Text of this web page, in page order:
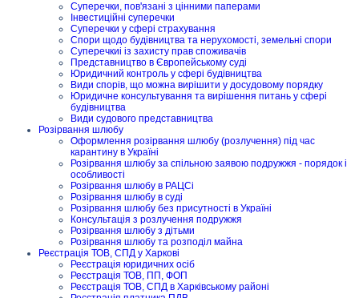
Суперечки, пов'язані з цінними паперами
Інвестиційні суперечки
Суперечки у сфері страхування
Спори щодо будівництва та нерухомості, земельні спори
Суперечкиі із захисту прав споживачів
Представництво в Європейському суді
Юридичний контроль у сфері будівництва
Види спорів, що можна вирішити у досудовому порядку
Юридичне консультування та вирішення питань у сфері
будівництва
Види судового представництва
Розірвання шлюбу
Оформлення розірвання шлюбу (розлучення) під час
карантину в Україні
Розірвання шлюбу за спільною заявою подружжя - порядок і
особливості
Розірвання шлюбу в РАЦСі
Розірвання шлюбу в суді
Розірвання шлюбу без присутності в Україні
Консультація з розлучення подружжя
Розірвання шлюбу з дітьми
Розірвання шлюбу та розподіл майна
Реєстрація ТОВ, СПД у Харкові
Реєстрація юридичних осіб
Реєстрація ТОВ, ПП, ФОП
Реєстрація ТОВ, СПД в Харківському районі